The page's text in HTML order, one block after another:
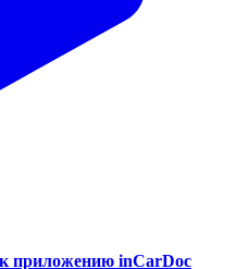
приложению inCarDoc